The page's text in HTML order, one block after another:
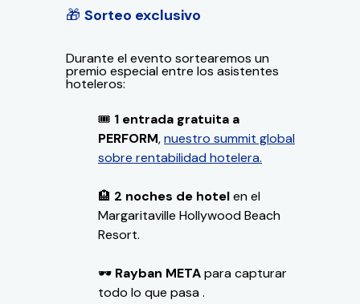
🎁 Sorteo exclusivo
Durante el evento sortearemos un
premio especial entre los asistentes
hoteleros:
🎟 1 entrada gratuita a
PERFORM,nuestro summit global
sobre rentabilidad hotelera.
🏨 2 noches de hotelen el
Margaritaville Hollywood Beach
Resort.
🕶️ Rayban METApara capturar
todo lo que pasa .